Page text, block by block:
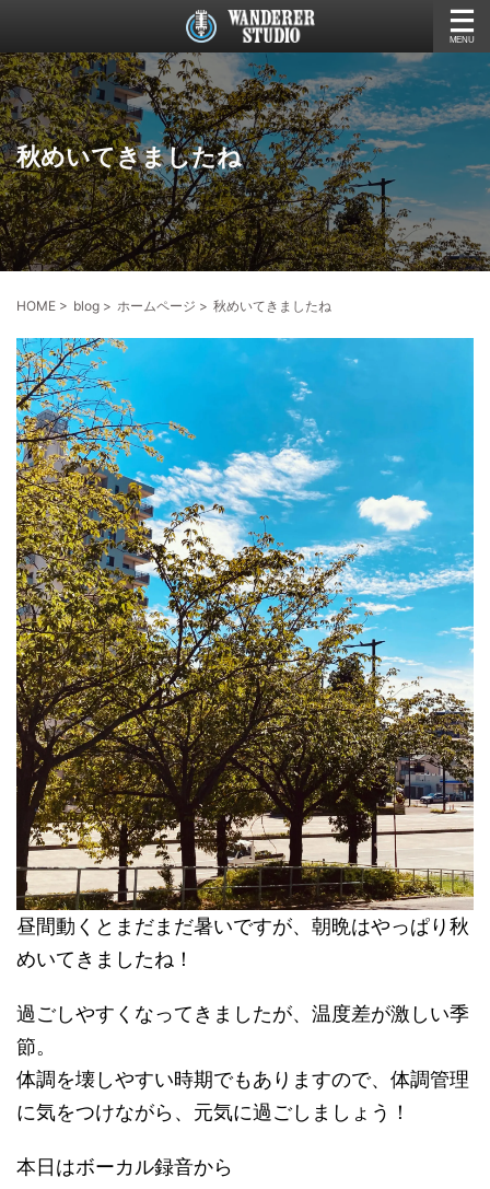
秋めいてきましたね
HOME > blog > ホームページ > 秋めいてきましたね
昼間動くとまだまだ暑いですが、朝晩はやっぱり秋
めいてきましたね！
過ごしやすくなってきましたが、温度差が激しい季
節。
体調を壊しやすい時期でもありますので、体調管理
に気をつけながら、元気に過ごしましょう！
本日はボーカル録音から